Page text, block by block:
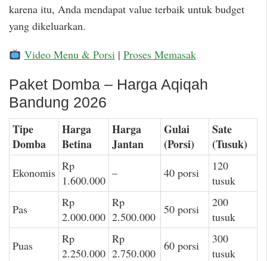
karena itu, Anda mendapat value terbaik untuk budget
yang dikeluarkan.
Video Menu & Porsi| Proses Memasak
Paket Domba – Harga Aqiqah
Bandung 2026
Tipe
Domba
Harga
Betina
Harga
Jantan
Gulai
(Porsi)
Sate
(Tusuk)
Ekonomis Rp
1.600.000
– 40 porsi
120
tusuk
Pas
Rp
2.000.000
Rp
2.500.000
50 porsi
200
tusuk
Puas
Rp
2.250.000
Rp
2.750.000
60 porsi
300
tusuk